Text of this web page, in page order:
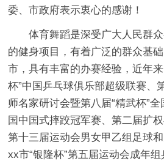
委、市政府表示衷心的感谢！
体育舞蹈是深受广大人民群
的健身项目，有着广泛的群众基
市，具有丰富的办赛经验，近年
杯”中国乒乓球俱乐部超级联赛、
师名家研讨会暨第八届“精武杯”
国中国式摔跤冠军赛、第二届扩
第十三届运动会男女甲乙组足球
xx市“银隆杯”第五届运动会成年